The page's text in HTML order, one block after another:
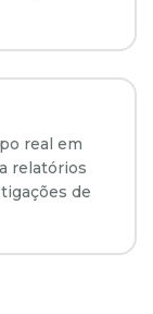
real em
relatórios
de